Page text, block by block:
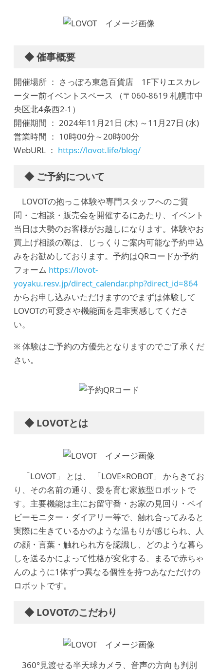
◆ 催事概要
開催場所 ： さっぽろ東急百貨店 1F下りエスカレ
ーター前イベントスペース （〒060-8619 札幌市中
央区北4条西2-1）
開催期間 ： 2024年11月21日 (木) ～11月27日 (水)
営業時間 ： 10時00分～20時00分
WebURL ： https://lovot.life/blog/
◆ ご予約について
LOVOTの抱っこ体験や専門スタッフへのご質
問・ご相談・販売会を開催するにあたり、イベント
当日は大勢のお客様がお越しになります。体験やお
買上げ相談の際は、じっくりご案内可能な予約申込
みをお勧めしております。予約はQRコードか予約
フォーム https://lovot-
yoyaku.resv.jp/direct_calendar.php?direct_id=864
からお申し込みいただけますのでまずは体験して
LOVOTの可愛さや機能面を是非実感してくださ
い。
※ 体験はご予約の方優先となりますのでご了承くだ
さい。
◆ LOVOTとは
「LOVOT」 とは、 「LOVE×ROBOT」 からきてお
り、その名前の通り、愛を育む家族型ロボットで
す。主要機能は主にお留守番・お家の見回り・ベイ
ビーモニター・ダイアリー等で、触れ合ってみると
実際に生きているかのような温もりが感じられ、人
の顔・言葉・触れられ方を認識し、どのような暮ら
しを送るかによって性格が変化する、まるで赤ちゃ
んのように1体ずつ異なる個性を持つあなただけの
ロボットです。
◆ LOVOTのこだわり
360°見渡せる半天球カメラ、音声の方向も判別